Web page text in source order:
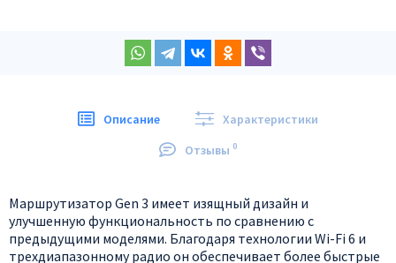
Описание
Характеристики
Отзывы 0
Маршрутизатор Gen 3 имеет изящный дизайн и
улучшенную функциональность по сравнению с
предыдущими моделями. Благодаря технологии Wi-Fi 6 и
трехдиапазонному радио он обеспечивает более быстрые